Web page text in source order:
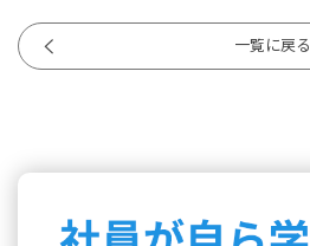
一覧に戻る